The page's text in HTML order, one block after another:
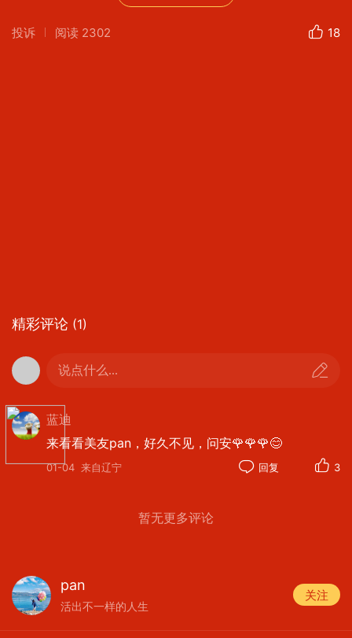
投诉 阅读 2302 18
精彩评论 (1)
说点什么...
蓝迪
来看看美友pan，好久不见，问安🌹🌹🌹😊
01-04 来自辽宁 回复 3
暂无更多评论
pan
活出不一样的人生
关注